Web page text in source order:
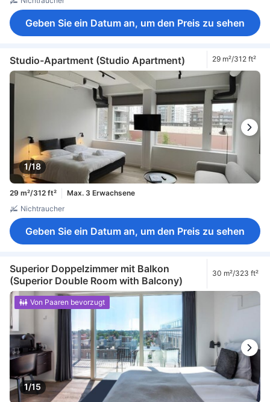
Geben Sie ein Datum an, um den Preis zu sehen
Studio-Apartment (Studio Apartment) 29 m²/312 ft²
1/18
29 m²/312 ft²
Max. 3 Erwachsene
Nichtraucher
Geben Sie ein Datum an, um den Preis zu sehen
Superior Doppelzimmer mit Balkon
(Superior Double Room with Balcony)
30 m²/323 ft²
1/15
Von Paaren bevorzugt